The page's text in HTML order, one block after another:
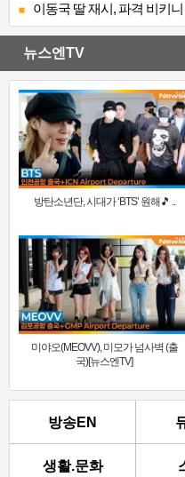
이동국 딸 재시, 파격 비키
뉴스엔TV
방탄소년단, 시대가 ‘BTS’ 원해🎵 ..
미야오(MEOVV), 미모가 넘사벽 (출
국)[뉴스엔TV]
방송EN
생활.문화